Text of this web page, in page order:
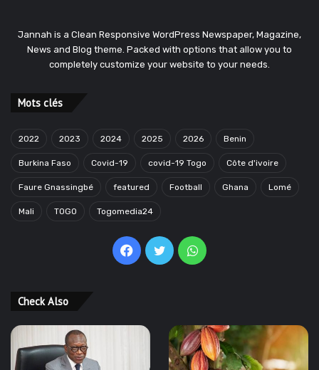
Jannah is a Clean Responsive WordPress Newspaper, Magazine,
News and Blog theme. Packed with options that allow you to
completely customize your website to your needs.
Mots clés
2022 2023 2024 2025 2026 Benin
Burkina Faso Covid-19 covid-19 Togo Côte d'ivoire
Faure Gnassingbé featured Football Ghana Lomé
Mali TOGO Togomedia24
Facebook
TwitterWhatsApp
Check Also